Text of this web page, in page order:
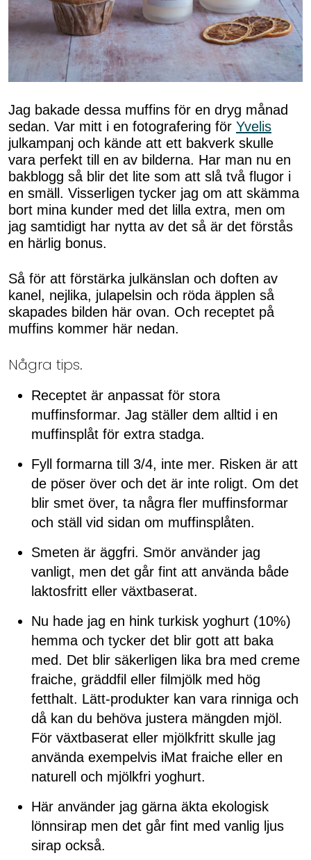
Jag bakade dessa muffins för en dryg månad
sedan. Var mitt i en fotografering för Yvelis
julkampanj och kände att ett bakverk skulle
vara perfekt till en av bilderna. Har man nu en
bakblogg så blir det lite som att slå två flugor i
en smäll. Visserligen tycker jag om att skämma
bort mina kunder med det lilla extra, men om
jag samtidigt har nytta av det så är det förstås
en härlig bonus.
Så för att förstärka julkänslan och doften av
kanel, nejlika, julapelsin och röda äpplen så
skapades bilden här ovan. Och receptet på
muffins kommer här nedan.
Några tips.
Receptet är anpassat för stora
muffinsformar. Jag ställer dem alltid i en
muffinsplåt för extra stadga.
Fyll formarna till 3/4, inte mer. Risken är att
de pöser över och det är inte roligt. Om det
blir smet över, ta några fler muffinsformar
och ställ vid sidan om muffinsplåten.
Smeten är äggfri. Smör använder jag
vanligt, men det går fint att använda både
laktosfritt eller växtbaserat.
Nu hade jag en hink turkisk yoghurt (10%)
hemma och tycker det blir gott att baka
med. Det blir säkerligen lika bra med creme
fraiche, gräddfil eller filmjölk med hög
fetthalt. Lätt-produkter kan vara rinniga och
då kan du behöva justera mängden mjöl.
För växtbaserat eller mjölkfritt skulle jag
använda exempelvis iMat fraiche eller en
naturell och mjölkfri yoghurt.
Här använder jag gärna äkta ekologisk
lönnsirap men det går fint med vanlig ljus
sirap också.